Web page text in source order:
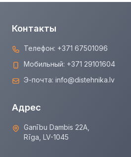
Контакты
Телефон: +371 67501096
Мобильный: +371 29101604
Э-почта: info@distehnika.lv
Адрес
Ganību Dambis 22A,
Rīga, LV-1045